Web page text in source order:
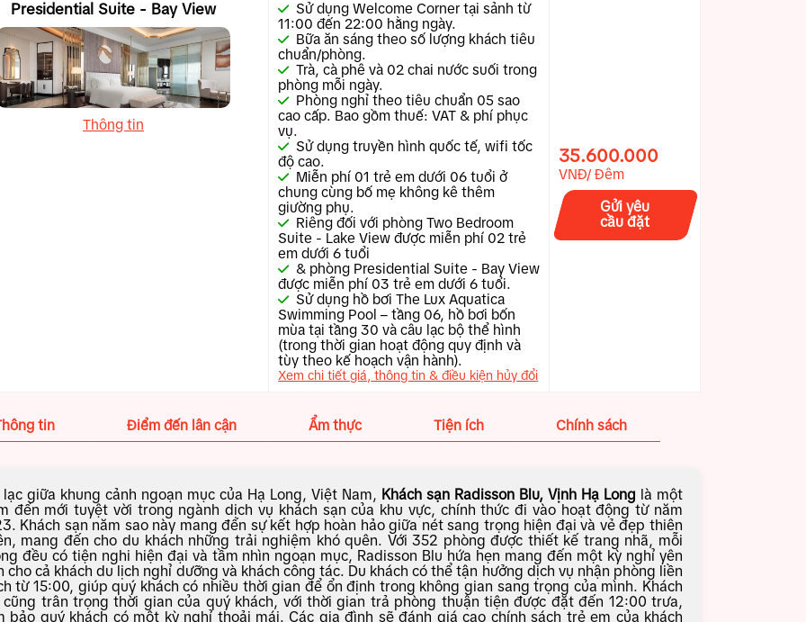
Presidential Suite - Bay View
Thông tin
Sử dụng Welcome Corner tại sảnh từ
11:00 đến 22:00 hằng ngày.
Bữa ăn sáng theo số lượng khách tiêu
chuẩn/phòng.
Trà, cà phê và 02 chai nước suối trong
phòng mỗi ngày.
Phòng nghỉ theo tiêu chuẩn 05 sao
cao cấp. Bao gồm thuế: VAT & phí phục
vụ.
Sử dụng truyền hình quốc tế, wifi tốc
độ cao.
Miễn phí 01 trẻ em dưới 06 tuổi ở
chung cùng bố mẹ không kê thêm
giường phụ.
Riêng đối với phòng Two Bedroom
Suite - Lake View được miễn phí 02 trẻ
em dưới 6 tuổi
& phòng Presidential Suite - Bay View
được miễn phí 03 trẻ em dưới 6 tuổi.
Sử dụng hồ bơi The Lux Aquatica
Swimming Pool – tầng 06, hồ bơi bốn
mùa tại tầng 30 và câu lạc bộ thể hình
(trong thời gian hoạt động quy định và
tùy theo kế hoạch vận hành).
Xem chi tiết giá, thông tin & điều kiện hủy đổi
35.600.000
VNĐ/ Đêm
Gửi yêu
cầu đặt
tin Điểm đến lân cận Ẩm thực Tiện ích Chính sách
lạc giữa khung cảnh ngoạn mục của Hạ Long, Việt Nam, Khách sạn Radisson Blu, Vịnh Hạ Long là một
đến mới tuyệt vời trong ngành dịch vụ khách sạn của khu vực, chính thức đi vào hoạt động từ năm
Khách sạn năm sao này mang đến sự kết hợp hoàn hảo giữa nét sang trọng hiện đại và vẻ đẹp thiên
mang đến cho du khách những trải nghiệm khó quên. Với 352 phòng được thiết kế trang nhã, mỗi
đều có tiện nghi hiện đại và tầm nhìn ngoạn mục, Radisson Blu hứa hẹn mang đến một kỳ nghỉ yên
cho cả khách du lịch nghỉ dưỡng và khách công tác. Du khách có thể tận hưởng dịch vụ nhận phòng liền
từ 15:00, giúp quý khách có nhiều thời gian để ổn định trong không gian sang trọng của mình. Khách
cũng trân trọng thời gian của quý khách, với thời gian trả phòng thuận tiện được đặt đến 12:00 trưa,
bảo quý khách có một kỳ nghỉ thoải mái. Các gia đình sẽ đánh giá cao chính sách trẻ em của khách